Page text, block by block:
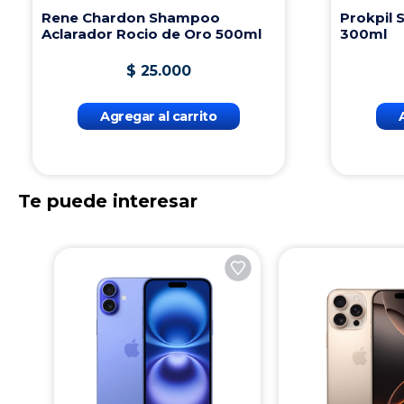
Rene Chardon Shampoo
Aclarador Rocio de Oro 500ml
$ 25.000
Agregar al carrito
Prokpil
300ml
Te puede interesar